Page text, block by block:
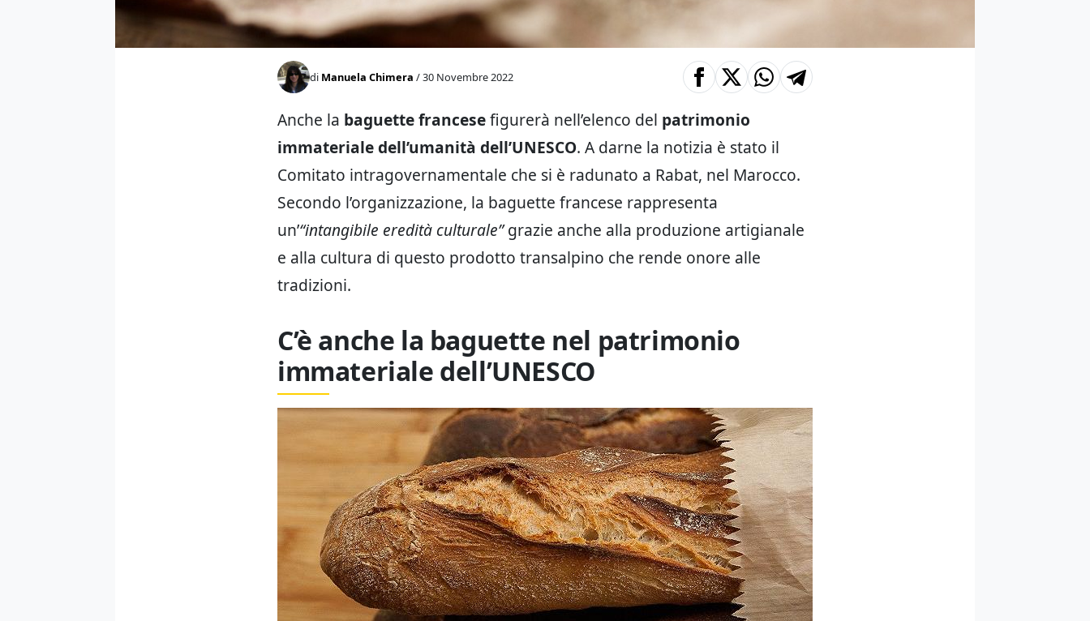
di Manuela Chimera / 30 Novembre 2022
Anche la baguette francesefigurerà nell’elenco del patrimonio
immateriale dell’umanità dell’UNESCO. A darne la notizia è stato il
Comitato intragovernamentale che si è radunato a Rabat, nel Marocco.
Secondo l’organizzazione, la baguette francese rappresenta
un’“intangibile eredità culturale”grazie anche alla produzione artigianale
e alla cultura di questo prodotto transalpino che rende onore alle
tradizioni.
C’è anche la baguette nel patrimonio
immateriale dell’UNESCO